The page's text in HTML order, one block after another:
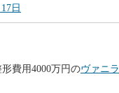
日
費用4000万円のヴァニラ